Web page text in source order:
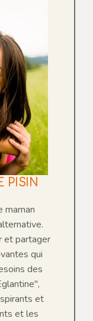
PISIN
maman
et partager
qui
des
et
et les